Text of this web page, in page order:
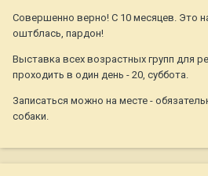
Совершенно верно! С 10 месяцев. Это
оштблась, пардон!
Выставка всех возрастных групп для
проходить в один день - 20, суббота.
Записаться можно на месте -
собаки.